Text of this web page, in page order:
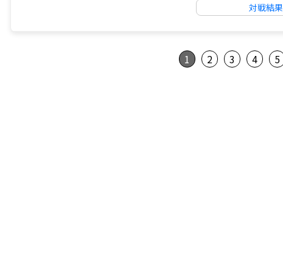
対戦結果
1 2 3 4 5